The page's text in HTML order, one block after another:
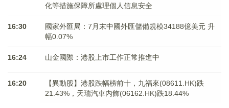
化等措施保障所處理個人信息安全
16:30
國家外匯局：7月末中國外匯儲備規模34188億美元 升
幅0.07%
16:24 山金國際：港股上市工作正常推進中
16:20
【異動股】港股跌幅榜前十，九福來(08611.HK)跌
21.43%，天瑞汽車内飾(06162.HK)跌18.44%